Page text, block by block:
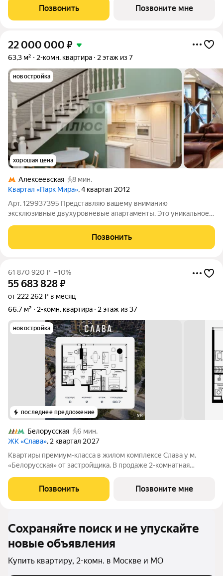
террасами. Высота потолков от 3,5 до 4,65 м. Эксклюзивные
Позвонить Позвоните мне
22 000 000 ₽
63,3 м² 2-комн. квартира 2 этаж из 7
новостройка
хорошая цена
Алексеевская
8 мин.
Квартал «Парк Мира», 4 квартал 2012
Арт. 129937395 Представляю вашему вниманию
эксклюзивные двухуровневые апартаменты. Это уникальное
инвестиции. Общая площадь 63,3 м на втором этаже,
выполнен качественный ремонт, что позволит
Позвонить
61 870 920₽ –10%
55 683 828₽
от 222 262 ₽ в месяц
66,7 м²
2-комн. квартира 2 этаж из 37
новостройка
последнее предложение
Белорусская
6 мин.
ЖК «Слава», 2 квартал 2027
Квартиры премиум-класса в жилом комплексе Слава у м.
«Белорусская» от застройщика. В продаже 2-комнатная
Новый современный жилой комплекс премиум-класса Слава
расположен в той части центра, где
Позвонить Позвоните мне
Сохраняйте поиск и не упускайте
новые объявления
Купить квартиру, 2-комн. в Москве и МО